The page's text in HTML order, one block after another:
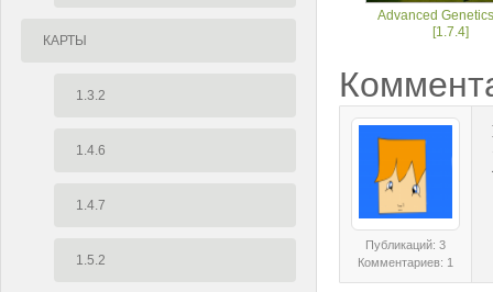
КАРТЫ
1.3.2
1.4.6
1.4.7
1.5.2
Advanced
[1.7.4]
Публикаций: 3
Комментариев: 1